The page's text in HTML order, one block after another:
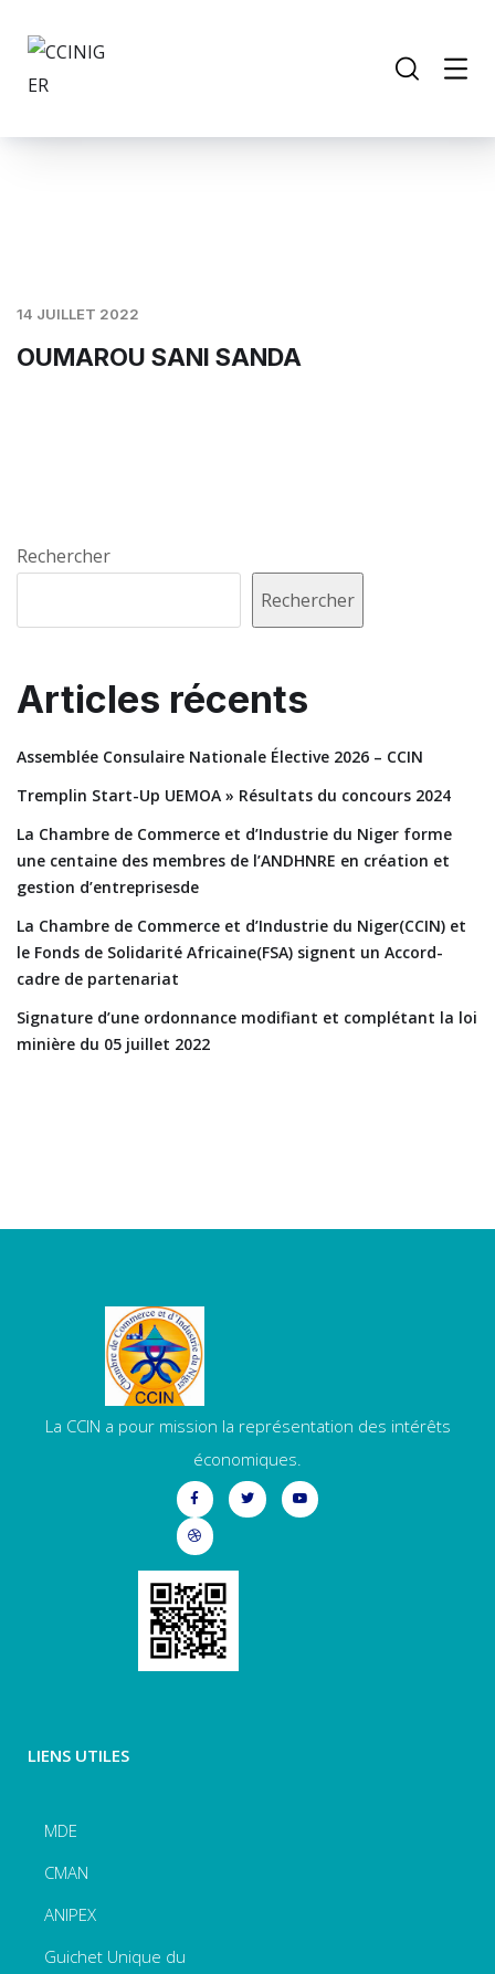
14 JUILLET 2022
OUMAROU SANI SANDA
Rechercher
Rechercher
Articles récents
Assemblée Consulaire Nationale Élective 2026 – CCIN
Tremplin Start-Up UEMOA » Résultats du concours 2024
La Chambre de Commerce et d’Industrie du Niger forme
une centaine des membres de l’ANDHNRE en création et
gestion d’entreprisesde
La Chambre de Commerce et d’Industrie du Niger(CCIN) et
le Fonds de Solidarité Africaine(FSA) signent un Accord-
cadre de partenariat
Signature d’une ordonnance modifiant et complétant la loi
minière du 05 juillet 2022
La CCIN a pour mission la représentation des intérêts
économiques.
LIENS UTILES
MDE
CMAN
ANIPEX
Guichet Unique du